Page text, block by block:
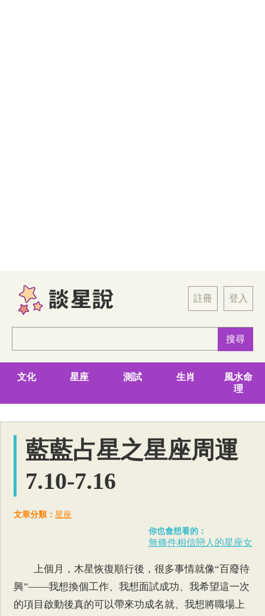
註冊 登入
文化 星座 測試 生肖
風水命
理
藍藍占星之星座周運
7.10-7.16
文章分類：星座
你也會想看的：
無條件相信戀人的星座女
上個月，木星恢復順行後，很多事情就像“百廢待
興”——我想換個工作、我想面試成功、我希望這一次
的項目啟動後真的可以帶來功成名就、我想將職場上